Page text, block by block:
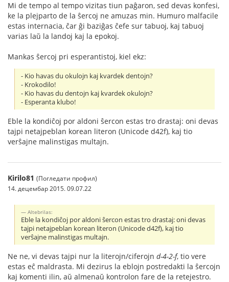
Mi de tempo al tempo vizitas tiun paĝaron, sed devas konfesi,
ke la plejparto de la ŝercoj ne amuzas min. Humuro malfacile
estas internacia, ĉar ĝi baziĝas ĉefe sur tabuoj, kaj tabuoj
varias laŭ la landoj kaj la epokoj.
Mankas ŝercoj pri esperantistoj, kiel ekz:
- Kio havas du okulojn kaj kvardek dentojn?
- Krokodilo!
- Kio havas du dentojn kaj kvardek okulojn?
- Esperanta klubo!
Eble la kondiĉoj por aldoni ŝercon estas tro drastaj: oni devas
tajpi netajpeblan korean literon (Unicode d42f), kaj tio
verŝajne malinstigas multajn.
Kirilo81 (Погледати профил)
14. децембар 2015. 09.07.22
Altebrilas:
Eble la kondiĉoj por aldoni ŝercon estas tro drastaj: oni devas
tajpi netajpeblan korean literon (Unicode d42f), kaj tio
verŝajne malinstigas multajn.
Ne ne, vi devas tajpi nur la literojn/ciferojn d-4-2-f, tio vere
estas eĉ maldrasta. Mi dezirus la eblojn postredakti la ŝercojn
kaj komenti ilin, aŭ almenaŭ kontrolon fare de la retejestro.